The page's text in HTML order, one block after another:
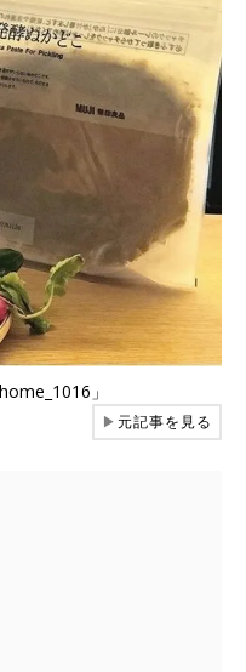
」
▶元記事を見る